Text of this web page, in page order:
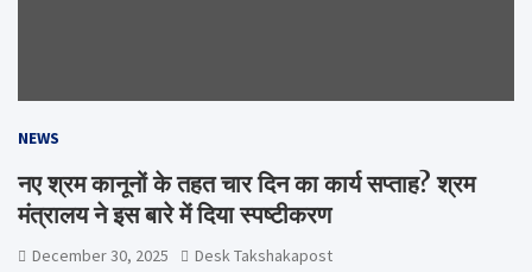
NEWS
नए श्रम कानूनों के तहत चार दिन का कार्य सप्ताह? श्रम
मंत्रालय ने इस बारे में दिया स्पष्टीकरण
December 30, 2025 Desk Takshakapost